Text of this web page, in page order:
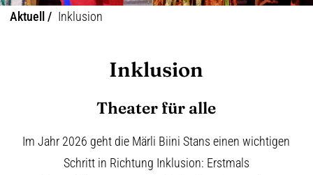
Aktuell / Inklusion
Inklusion
Theater für alle
Im Jahr 2026 geht die Märli Biini Stans einen wichtigen
Schritt in Richtung Inklusion: Erstmals